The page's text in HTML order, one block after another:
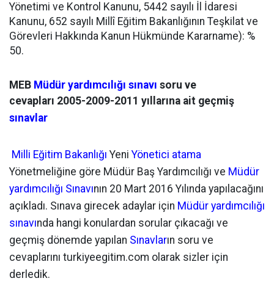
Yönetimi ve Kontrol Kanunu, 5442 sayılı İl İdaresi
Kanunu, 652 sayılı Millî Eğitim Bakanlığının Teşkilat ve
Görevleri Hakkında Kanun Hükmünde Kararname): %
50.
MEB Müdür yardımcılığı sınavı soru ve
cevapları 2005-2009-2011 yıllarına ait geçmiş
sınavlar
Milli Eğitim Bakanlığı YeniYönetici atama
Yönetmeliğine göre Müdür Baş Yardımcılığı ve Müdür
yardımcılığı Sınavının 20 Mart 2016 Yılında yapılacağını
açıkladı. Sınava girecek adaylar için Müdür yardımcılığı
sınavında hangi konulardan sorular çıkacağı ve
geçmiş dönemde yapılan Sınavların soru ve
cevaplarını turkiyeegitim.com olarak sizler için
derledik.